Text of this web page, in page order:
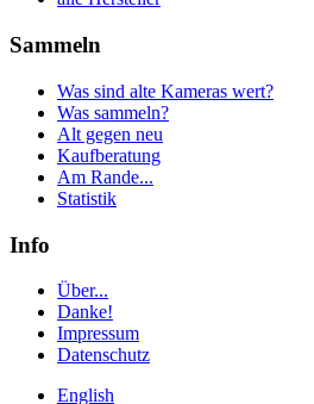
Sammeln
Was sind alte Kameras wert?
Was sammeln?
Alt gegen neu
Kaufberatung
Am Rande...
Statistik
Info
Über...
Danke!
Impressum
Datenschutz
English